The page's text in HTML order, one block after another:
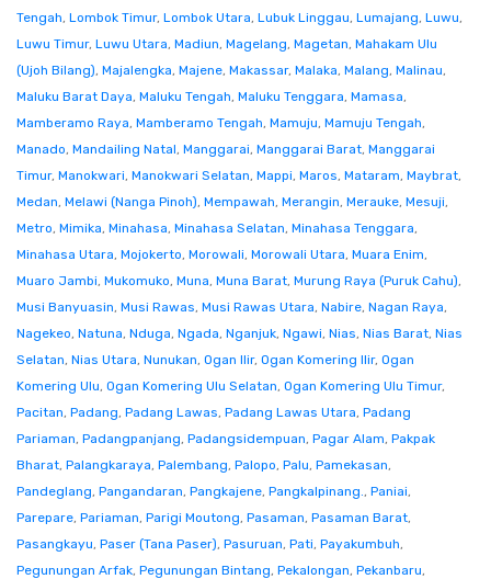
Tengah, Lombok Timur, Lombok Utara, Lubuk Linggau, Lumajang, Luwu,
Luwu Timur, Luwu Utara, Madiun, Magelang, Magetan, Mahakam Ulu
(Ujoh Bilang), Majalengka, Majene, Makassar, Malaka, Malang, Malinau,
Maluku Barat Daya, Maluku Tengah, Maluku Tenggara, Mamasa,
Mamberamo Raya, Mamberamo Tengah, Mamuju, Mamuju Tengah,
Manado, Mandailing Natal, Manggarai, Manggarai Barat, Manggarai
Timur, Manokwari, Manokwari Selatan, Mappi, Maros, Mataram, Maybrat,
Medan, Melawi (Nanga Pinoh), Mempawah, Merangin, Merauke, Mesuji,
Metro, Mimika, Minahasa, Minahasa Selatan, Minahasa Tenggara,
Minahasa Utara, Mojokerto, Morowali, Morowali Utara, Muara Enim,
Muaro Jambi, Mukomuko, Muna, Muna Barat, Murung Raya (Puruk Cahu),
Musi Banyuasin, Musi Rawas, Musi Rawas Utara, Nabire, Nagan Raya,
Nagekeo, Natuna, Nduga, Ngada, Nganjuk, Ngawi, Nias, Nias Barat, Nias
Selatan, Nias Utara, Nunukan, Ogan Ilir, Ogan Komering Ilir, Ogan
Komering Ulu, Ogan Komering Ulu Selatan, Ogan Komering Ulu Timur,
Pacitan, Padang, Padang Lawas, Padang Lawas Utara, Padang
Pariaman, Padangpanjang, Padangsidempuan, Pagar Alam, Pakpak
Bharat, Palangkaraya, Palembang, Palopo, Palu, Pamekasan,
Pandeglang, Pangandaran, Pangkajene, Pangkalpinang., Paniai,
Parepare, Pariaman, Parigi Moutong, Pasaman, Pasaman Barat,
Pasangkayu, Paser (Tana Paser), Pasuruan, Pati, Payakumbuh,
Pegunungan Arfak, Pegunungan Bintang, Pekalongan, Pekanbaru,